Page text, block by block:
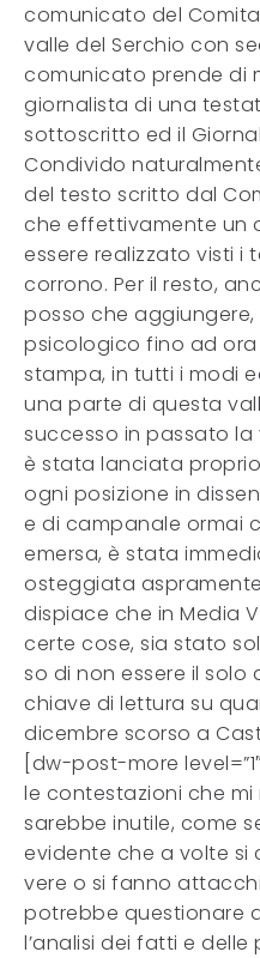
comunicato del
valle del Serchio con
comunicato prende di
giornalista di una
sottoscritto ed il
Condivido
del testo scritto dal
che effettivamente un
essere realizzato visti i
corrono. Per il resto,
posso che
psicologico fino ad
stampa, in tutti i modi
una parte di questa
successo in passato
è stata lanciata
ogni posizione in
e di campanale ormai
emersa, è stata
osteggiata
dispiace che in Media
certe cose, sia stato
so di non essere il solo
chiave di lettura su
dicembre scorso a
[dw-post-more
le contestazioni che
sarebbe inutile, come
evidente che a volte
vere o si fanno
potrebbe questionare
l’analisi dei fatti e